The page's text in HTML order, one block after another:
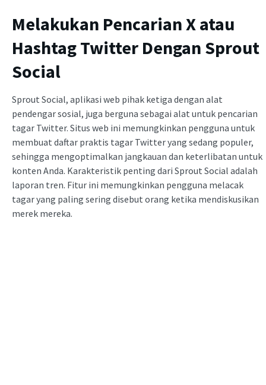
Melakukan Pencarian X atau
Hashtag Twitter Dengan Sprout
Social
Sprout Social, aplikasi web pihak ketiga dengan alat
pendengar sosial, juga berguna sebagai alat untuk pencarian
tagar Twitter. Situs web ini memungkinkan pengguna untuk
membuat daftar praktis tagar Twitter yang sedang populer,
sehingga mengoptimalkan jangkauan dan keterlibatan untuk
konten Anda. Karakteristik penting dari Sprout Social adalah
laporan tren. Fitur ini memungkinkan pengguna melacak
tagar yang paling sering disebut orang ketika mendiskusikan
merek mereka.